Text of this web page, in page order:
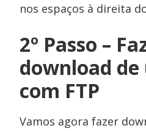
nos espaços à direita
2º Passo –
download
com FTP
Vamos agora fazer